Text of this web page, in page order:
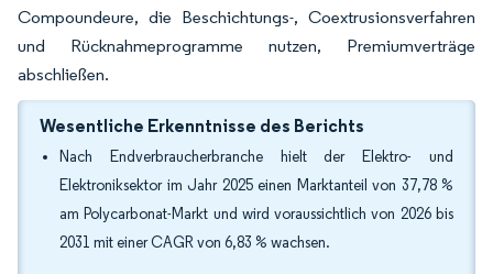
Compoundeure, die Beschichtungs-, Coextrusionsverfahren
und Rücknahmeprogramme nutzen, Premiumverträge
abschließen.
Wesentliche Erkenntnisse des Berichts
Nach Endverbraucherbranche hielt der Elektro- und
Elektroniksektor im Jahr 2025 einen Marktanteil von 37,78 %
am Polycarbonat-Markt und wird voraussichtlich von 2026 bis
2031 mit einer CAGR von 6,83 % wachsen.